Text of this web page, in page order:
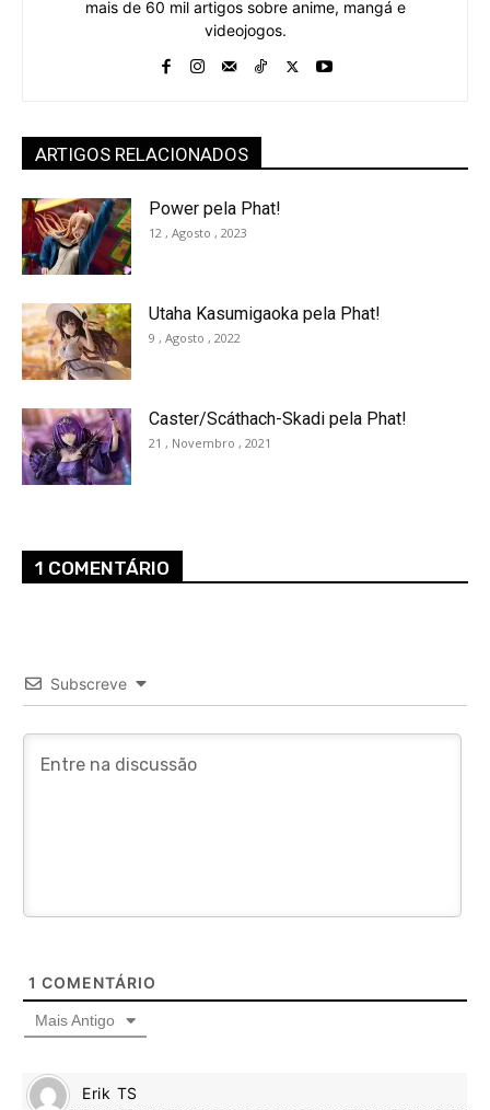
mais de 60 mil artigos sobre anime, mangá e
videojogos.
ARTIGOS RELACIONADOS
Power pela Phat!
12 , Agosto , 2023
Utaha Kasumigaoka pela Phat!
9 , Agosto , 2022
Caster/Scáthach-Skadi pela Phat!
21 , Novembro , 2021
1 COMENTÁRIO
Subscreve
1 COMENTÁRIO
Mais Antigo
Erik TS